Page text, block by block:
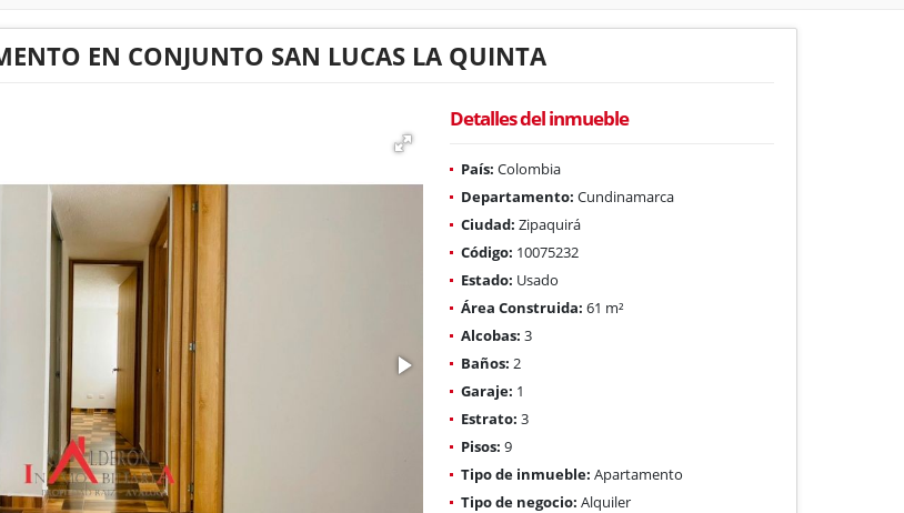
EN CONJUNTO SAN LUCAS LA QUINTA
Detalles del inmueble
País: Colombia
Departamento: Cundinamarca
Ciudad: Zipaquirá
Código: 10075232
Estado: Usado
Área Construida: 61 m²
Alcobas: 3
Baños: 2
Garaje: 1
Estrato: 3
Pisos: 9
Tipo de inmueble: Apartamento
Tipo de negocio: Alquiler